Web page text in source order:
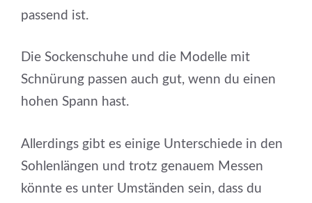
passend ist.
Die Sockenschuhe und die Modelle mit
Schnürung passen auch gut, wenn du einen
hohen Spann hast.
Allerdings gibt es einige Unterschiede in den
Sohlenlängen und trotz genauem Messen
könnte es unter Umständen sein, dass du